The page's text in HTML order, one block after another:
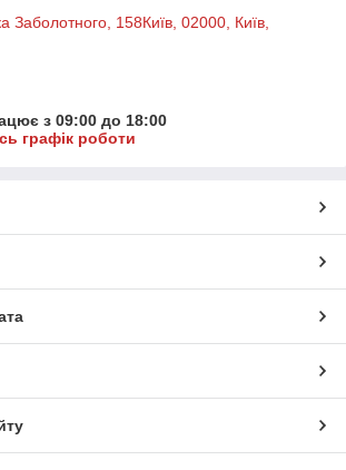
Заболотного, 158Київ, 02000, Київ,
з 09:00 до 18:00
графік роботи